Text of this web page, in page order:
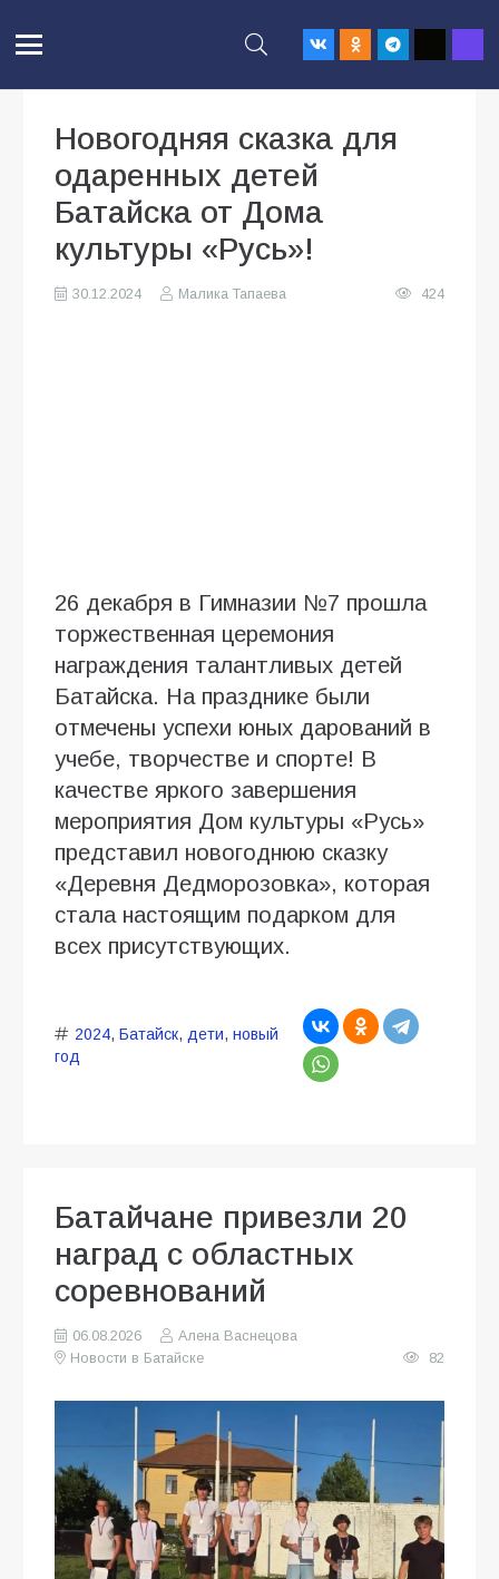
Новогодняя сказка для
одаренных детей
Батайска от Дома
культуры «Русь»!
30.12.2024 Малика Тапаева 424
26 декабря в Гимназии №7 прошла
торжественная церемония
награждения талантливых детей
Батайска. На празднике были
отмечены успехи юных дарований в
учебе, творчестве и спорте! В
качестве яркого завершения
мероприятия Дом культуры «Русь»
представил новогоднюю сказку
«Деревня Дедморозовка», которая
стала настоящим подарком для
всех присутствующих.
2024, Батайск, дети, новый
год
Батайчане привезли 20
наград с областных
соревнований
06.08.2026
Алена Васнецова
Новости в Батайске
82